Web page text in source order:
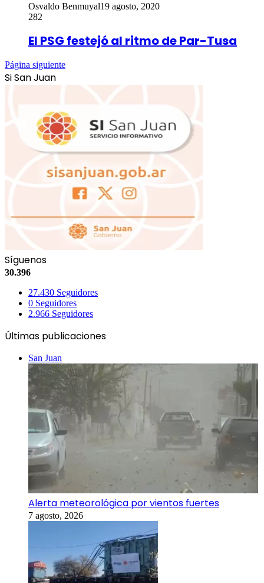
Osvaldo Benmuyal19 agosto, 2020
282
El PSG festejó al ritmo de Par-Tusa
Página siguiente
Si San Juan
Síguenos
30.396
27.430 Seguidores
0 Seguidores
2.966 Seguidores
Últimas publicaciones
San Juan
Alerta meteorológica por vientos fuertes
7 agosto, 2026